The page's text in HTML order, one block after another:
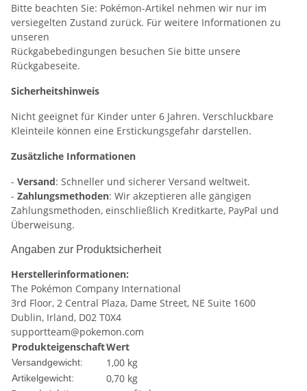
Bitte beachten Sie: Pokémon-Artikel nehmen wir nur im
versiegelten Zustand zurück. Für weitere Informationen zu
unseren
Rückgabebedingungen besuchen Sie bitte unsere
Rückgabeseite.
Sicherheitshinweis
Nicht geeignet für Kinder unter 6 Jahren. Verschluckbare
Kleinteile können eine Erstickungsgefahr darstellen.
Zusätzliche Informationen
- Versand: Schneller und sicherer Versand weltweit.
- Zahlungsmethoden: Wir akzeptieren alle gängigen
Zahlungsmethoden, einschließlich Kreditkarte, PayPal und
Überweisung.
Angaben zur Produktsicherheit
Herstellerinformationen:
The Pokémon Company International
3rd Floor, 2 Central Plaza, Dame Street, NE Suite 1600
Dublin, Irland, D02 T0X4
supportteam@pokemon.com
ProdukteigenschaftWert
Versandgewicht: 1,00 kg
Artikelgewicht: 0,70 kg